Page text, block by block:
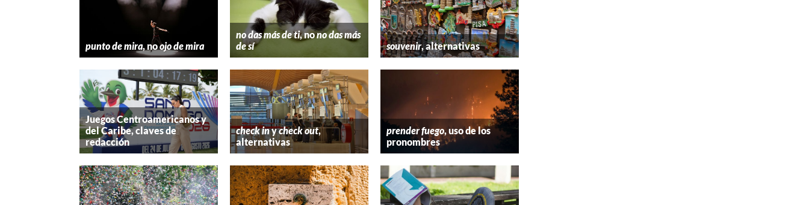
punto de mira, noojo de mira
no das más de ti, nono das más
de sí
souvenir, alternativas
Juegos Centroamericanos y
del Caribe, claves de
redacción
check inycheck out,
alternativas
prender fuego, uso de los
pronombres